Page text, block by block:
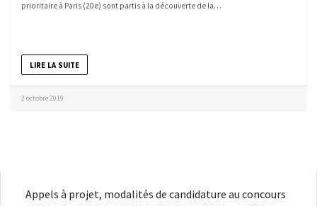
prioritaire à Paris (20e) sont partis à la découverte de la…
LIRE LA SUITE
2 octobre 2019
Appels à projet, modalités de candidature au concours